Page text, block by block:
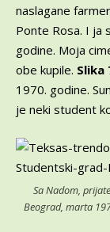
naslagane
Ponte Rosa. I ja
godine. Moja
obe kupile. Slika
1970. godine.
je neki student
Sa Nadom,
Beograd, marta